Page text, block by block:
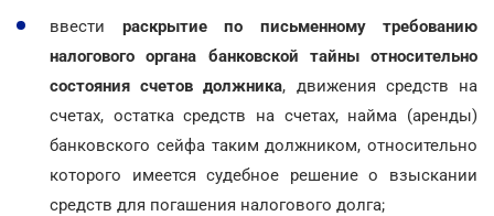
ввести раскрытие по письменному требованию
налогового органа банковской тайны относительно
состояния счетов должника, движения средств на
счетах, остатка средств на счетах, найма (аренды)
банковского сейфа таким должником, относительно
которого имеется судебное решение о взыскании
средств для погашения налогового долга;